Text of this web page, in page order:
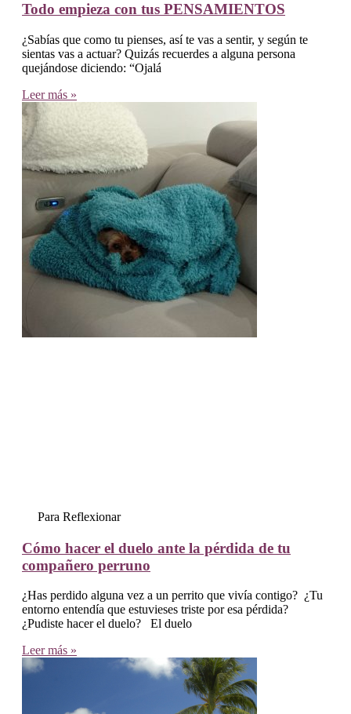
Todo empieza con tus PENSAMIENTOS
¿Sabías que como tu pienses, así te vas a sentir, y según te
sientas vas a actuar? Quizás recuerdes a alguna persona
quejándose diciendo: “Ojalá
Leer más »
Para Reflexionar
Cómo hacer el duelo ante la pérdida de tu
compañero perruno
¿Has perdido alguna vez a un perrito que vivía contigo? ¿Tu
entorno entendía que estuvieses triste por esa pérdida?
¿Pudiste hacer el duelo? El duelo
Leer más »